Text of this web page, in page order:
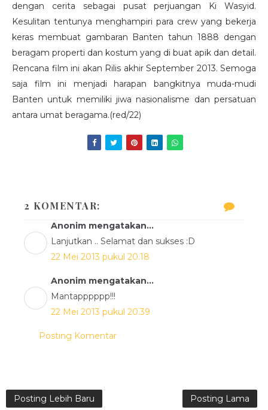
dengan cerita sebagai pusat perjuangan Ki Wasyid.
Kesulitan tentunya menghampiri para crew yang bekerja
keras membuat gambaran Banten tahun 1888 dengan
beragam properti dan kostum yang di buat apik dan detail.
Rencana film ini akan Rilis akhir September 2013. Semoga
saja film ini menjadi harapan bangkitnya muda-mudi
Banten untuk memiliki jiwa nasionalisme dan persatuan
antara umat beragama.(red/22)
2 KOMENTAR:
Anonim mengatakan...
Lanjutkan .. Selamat dan sukses :D
22 Mei 2013 pukul 20.18
Anonim mengatakan...
Mantapppppp!!!
22 Mei 2013 pukul 20.39
Posting Komentar
Posting Lebih Baru Posting Lama